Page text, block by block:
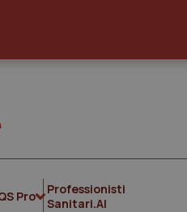
Pro
Professionisti
Sanitari.AI